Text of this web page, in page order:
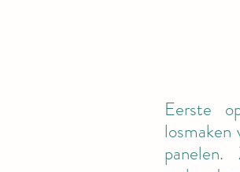
Eerste